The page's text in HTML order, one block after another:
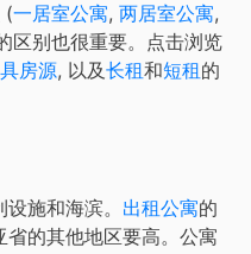
(一居室公寓, 两居室公寓,
区别也很重要。点击浏览
房源, 以及长租和短租的
施和海滨。 出租公寓的
的其他地区要高。公寓